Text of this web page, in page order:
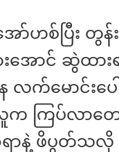
ဟစ်ပြီး တွန်
ောင် ဆွဲထာ
က်မောင်းပေ
လူက ကြပ်လာ
အရာနဲ့ ဖိပွတ်သ